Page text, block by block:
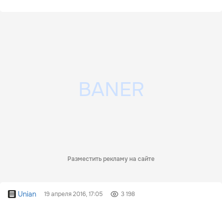
Разместить рекламу на сайте
Unian 19 апреля 2016, 17:05 3 198